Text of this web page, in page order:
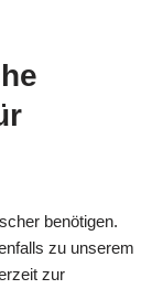
benötigen.
zu unserem
zur